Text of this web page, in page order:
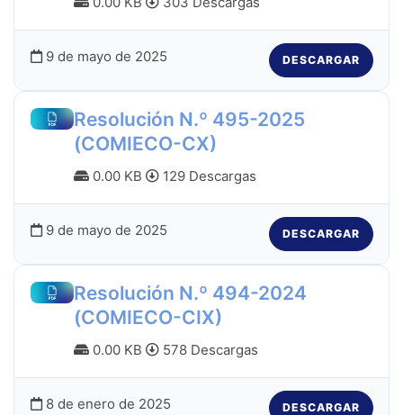
9 de mayo de 2025 DESCARGAR
Resolución N.º 495-2025
(COMIECO-CX)
0.00 KB 129 Descargas
9 de mayo de 2025 DESCARGAR
Resolución N.º 494-2024
(COMIECO-CIX)
0.00 KB 578 Descargas
8 de enero de 2025 DESCARGAR